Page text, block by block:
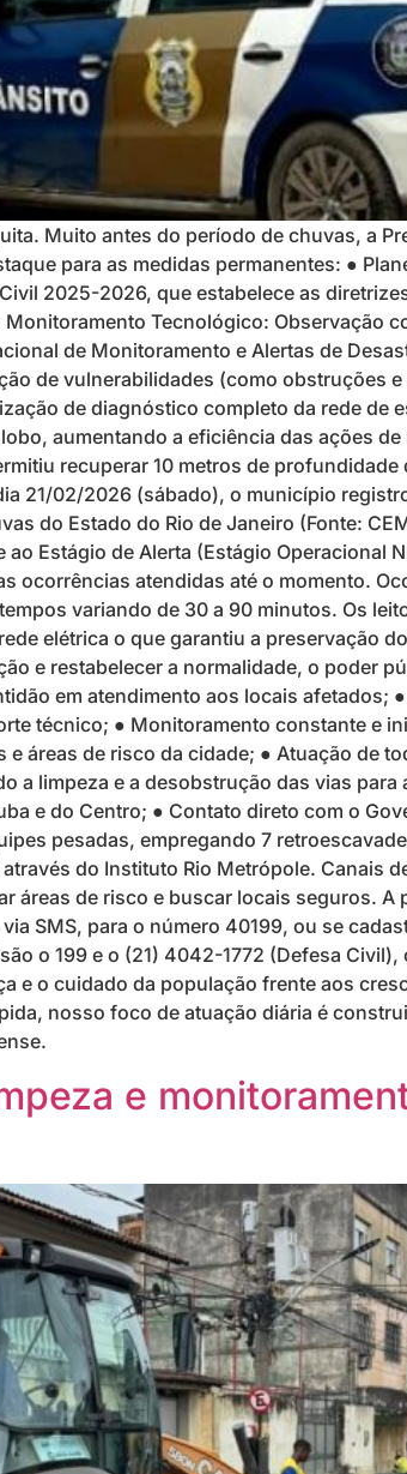
Muito antes do período de chuvas, a
para as medidas permanentes: ●
2025-2026, que estabelece as
Tecnológico: Observação
de Monitoramento e Alertas de
de vulnerabilidades (como obstruções
de diagnóstico completo da rede de
aumentando a eficiência das ações de
recuperar 10 metros de profundidade
21/02/2026 (sábado), o município
do Estado do Rio de Janeiro (Fonte:
Estágio de Alerta (Estágio Operacional
ocorrências atendidas até o momento.
variando de 30 a 90 minutos. Os
elétrica o que garantiu a preservação
e restabelecer a normalidade, o poder
em atendimento aos locais afetados;
técnico; ● Monitoramento constante e
áreas de risco da cidade; ● Atuação de
limpeza e a desobstrução das vias para
e do Centro; ● Contato direto com o
pesadas, empregando 7
do Instituto Rio Metrópole. Canais
áreas de risco e buscar locais seguros. A
SMS, para o número 40199, ou se
o 199 e o (21) 4042-1772 (Defesa
e o cuidado da população frente aos
nosso foco de atuação diária é
e